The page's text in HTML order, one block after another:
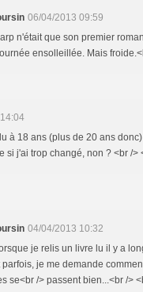
06/04/2013 09:59
n'était que son premier
ensolleillée. Mais
à 18 ans (plus de 20 ans
si j'ai trop changé, non ? <br /
04/04/2013 10:32
je relis un livre lu il y a
parfois, je me demande
se<br /> passent bien...<br />